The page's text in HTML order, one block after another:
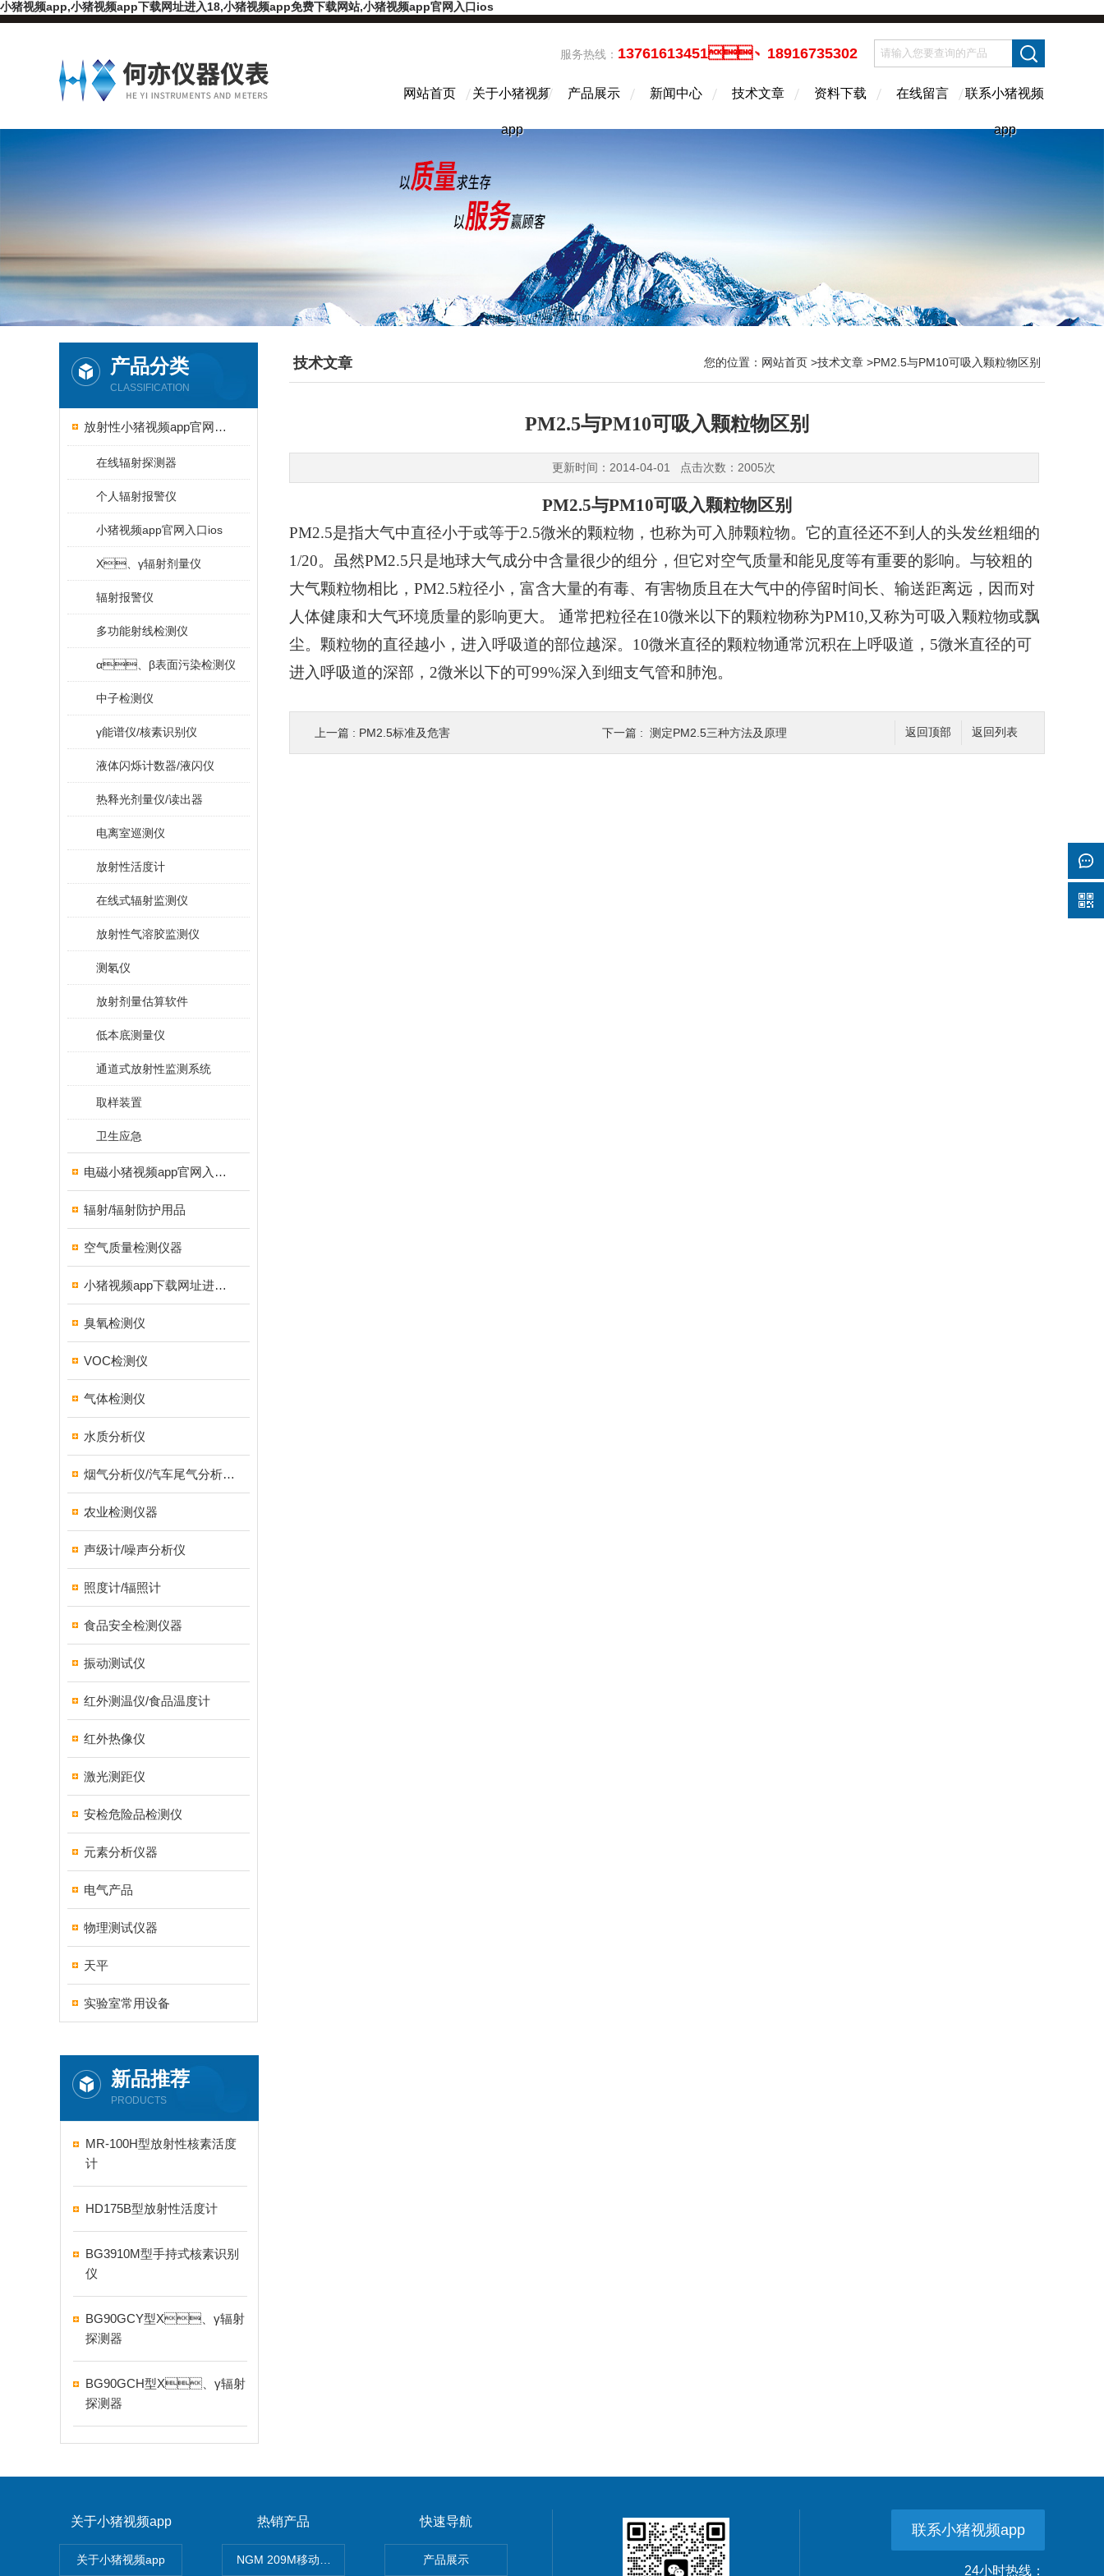
小猪视频app,小猪视频app下载网址进入18,小猪视频app免费下载网站,小猪视频app官网入口ios
服务热线： 13761613451、18916735302
网站首页 关于小猪视频
app
产品展示 新闻中心 技术文章 资料下载 在线留言 联系小猪视频
app
产品分类
CLASSIFICATION
放射性小猪视频app官网入口ios
在线辐射探测器
个人辐射报警仪
小猪视频app官网入口ios
X、γ辐射剂量仪
辐射报警仪
多功能射线检测仪
α、β表面污染检测仪
中子检测仪
γ能谱仪/核素识别仪
液体闪烁计数器/液闪仪
热释光剂量仪/读出器
电离室巡测仪
放射性活度计
在线式辐射监测仪
放射性气溶胶监测仪
测氡仪
放射剂量估算软件
低本底测量仪
通道式放射性监测系统
取样装置
卫生应急
电磁小猪视频app官网入口ios
辐射/辐射防护用品
空气质量检测仪器
小猪视频app下载网址进入18测试仪
臭氧检测仪
VOC检测仪
气体检测仪
水质分析仪
烟气分析仪/汽车尾气分析仪/转速表/汽车维修检测设备
农业检测仪器
声级计/噪声分析仪
照度计/辐照计
食品安全检测仪器
振动测试仪
红外测温仪/食品温度计
红外热像仪
激光测距仪
安检危险品检测仪
元素分析仪器
电气产品
物理测试仪器
天平
实验室常用设备
新品推荐
PRODUCTS
MR-100H型放射性核素活度
计
HD175B型放射性活度计
BG3910M型手持式核素识别
仪
BG90GCY型X、γ辐射
探测器
BG90GCH型X、γ辐射
探测器
技术文章 您的位置： 网站首页 >技术文章 >PM2.5与PM10可吸入颗粒物区别
PM2.5与PM10可吸入颗粒物区别
更新时间：2014-04-01 点击次数：2005次
PM2.5与PM10可吸入颗粒物区别
PM2.5是指大气中直径小于或等于2.5微米的颗粒物，也称为可入肺颗粒物。它的直径还不到人的头发丝粗细的
1/20。虽然PM2.5只是地球大气成分中含量很少的组分，但它对空气质量和能见度等有重要的影响。与较粗的
大气颗粒物相比，PM2.5粒径小，富含大量的有毒、有害物质且在大气中的停留时间长、输送距离远，因而对
人体健康和大气环境质量的影响更大。 通常把粒径在10微米以下的颗粒物称为PM10,又称为可吸入颗粒物或飘
尘。颗粒物的直径越小，进入呼吸道的部位越深。10微米直径的颗粒物通常沉积在上呼吸道，5微米直径的可
进入呼吸道的深部，2微米以下的可99%深入到细支气管和肺泡。
返回列表
返回顶部
上一篇 : PM2.5标准及危害 下一篇 : 测定PM2.5三种方法及原理
关于小猪视频app
关于小猪视频app
热销产品
NGM 209M移动式惰性气体监测仪 辐射测量仪
快速导航
产品展示
联系小猪视频app
24小时热线：